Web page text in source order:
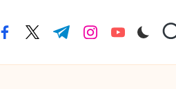
facebook.com
twitter.com
t.me instagram.com
youtube.com